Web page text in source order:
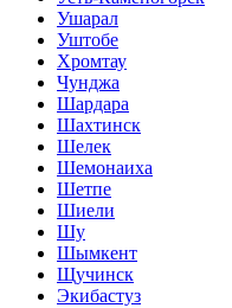
Ушарал
Уштобе
Хромтау
Чунджа
Шардара
Шахтинск
Шелек
Шемонаиха
Шетпе
Шиели
Шу
Шымкент
Щучинск
Экибастуз